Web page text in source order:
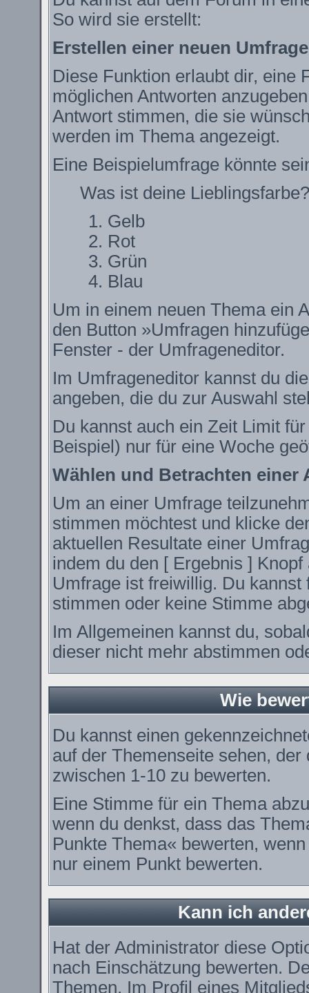
So wird sie erstellt:
Erstellen einer neuen Umfrage
Diese Funktion erlaubt dir, eine
möglichen Antworten
Antwort stimmen, die sie
werden im Thema angezeigt.
Eine Beispielumfrage könnte
Was ist deine Lieblingsfarbe?
Gelb
Rot
Grün
Blau
Um in einem neuen Thema ein
den Button »Umfragen
Fenster - der Umfrageneditor.
Im Umfrageneditor kannst du
angeben, die du zur Auswahl
Du kannst auch ein Zeit Limit
Beispiel) nur für eine Woche
Wählen und Betrachten einer
Um an einer Umfrage
stimmen möchtest und klicke
aktuellen Resultate einer
indem du den [ Ergebnis ]
Umfrage ist freiwillig. Du
stimmen oder keine Stimme
Im Allgemeinen kannst du,
dieser nicht mehr abstimmen
Wie
Du kannst einen
auf der Themenseite sehen,
zwischen 1-10 zu bewerten.
Eine Stimme für ein Thema
wenn du denkst, dass das
Punkte Thema« bewerten,
nur einem Punkt bewerten.
Kann ich
Hat der Administrator diese
nach Einschätzung bewerten.
Themen. Im Profil eines